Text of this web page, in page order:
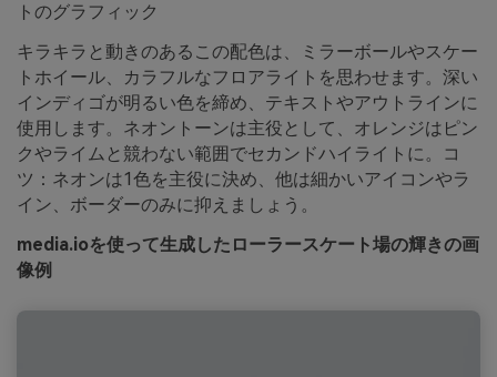
トのグラフィック
キラキラと動きのあるこの配色は、ミラーボールやスケー
トホイール、カラフルなフロアライトを思わせます。深い
インディゴが明るい色を締め、テキストやアウトラインに
使用します。ネオントーンは主役として、オレンジはピン
クやライムと競わない範囲でセカンドハイライトに。コ
ツ：ネオンは1色を主役に決め、他は細かいアイコンやラ
イン、ボーダーのみに抑えましょう。
media.ioを使って生成したローラースケート場の輝きの画
像例